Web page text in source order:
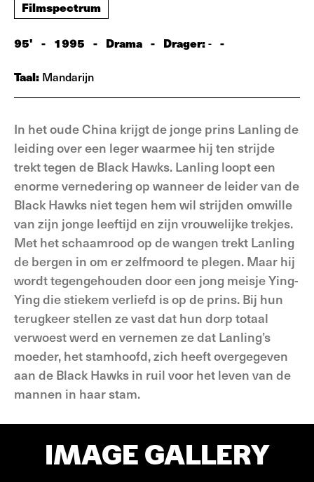
Filmspectrum
95' - 1995 - Drama - Drager:- -
Taal: Mandarijn
In het oude China krijgt de jonge prins Lanling de
leiding over een leger waarmee hij ten strijde
trekt tegen de Black Hawks. Lanling loopt een
enorme vernedering op wanneer de leider van de
Black Hawks niet tegen hem wil strijden omwille
van zijn jonge leeftijd en zijn vrouwelijke trekjes.
Met het schaamrood op de wangen trekt Lanling
de bergen in om er zelfmoord te plegen. Maar hij
wordt tegengehouden door een jong meisje Ying-
Ying die stiekem verliefd is op de prins. Bij hun
terugkeer stellen ze vast dat hun dorp totaal
verwoest werd en vernemen ze dat Lanling’s
moeder, het stamhoofd, zich heeft overgegeven
aan de Black Hawks in ruil voor het leven van de
mannen in haar stam.
IMAGE GALLERY